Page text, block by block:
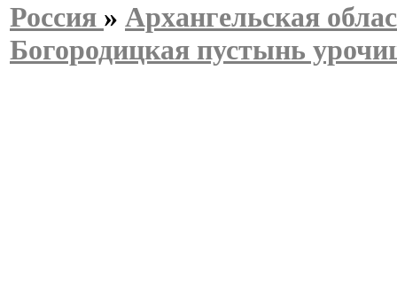
Россия » Архангельская
Богородицкая пустынь